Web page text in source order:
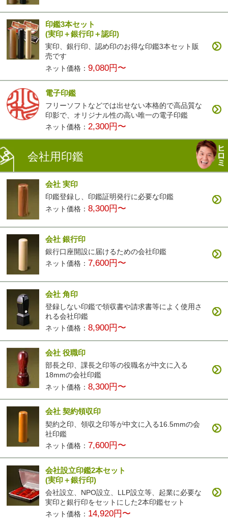
印鑑3本セット
(実印＋銀行印＋認印)
実印、銀行印、認め印のお得な印鑑3本セット販
売です
ネット価格：9,080円〜
電子印鑑
フリーソフトなどでは出せない本格的で高品質な
印影で、オリジナル性の高い唯一の電子印鑑
ネット価格： 2,300円〜
会社用印鑑
会社 実印
印鑑登録し、印鑑証明発行に必要な印鑑
ネット価格：8,300円〜
会社 銀行印
銀行口座開設に届けるための会社印鑑
ネット価格： 7,600円〜
会社 角印
登録しない印鑑で領収書や請求書等によく使用さ
れる会社印鑑
ネット価格：8,900円〜
会社 役職印
部長之印、課長之印等の役職名が中文に入る
18mmの会社印鑑
ネット価格：8,300円〜
会社 契約領収印
契約之印、領収之印等が中文に入る16.5mmの会
社印鑑
ネット価格： 7,600円〜
会社設立印鑑2本セット
(実印＋銀行印)
会社設立、NPO設立、LLP設立等、起業に必要な
実印と銀行印をセットにした2本印鑑セット
ネット価格： 14,920円〜